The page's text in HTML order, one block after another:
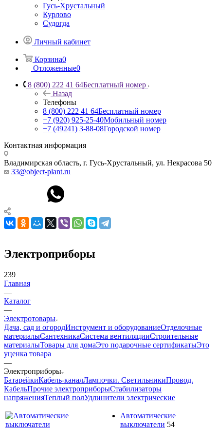
Гусь-Хрустальный
Курлово
Судогда
Личный кабинет
Корзина0
Отложенные0
8 (800) 222 41 64Бесплатный номер
Назад
Телефоны
8 (800) 222 41 64Бесплатный номер
+7 (920) 925-25-40Мобильный номер
+7 (49241) 3-88-08Городской номер
Контактная информация
Владимирская область, г. Гусь-Хрустальный, ул. Некрасова 50
33@object-plant.ru
Электроприборы
239
Главная
—
Каталог
—
Электротовары
Дача, сад и огородИнструмент и оборудованиеОтделочные
материалыСантехникаСистема вентиляцииСтроительные
материалыТовары для домаЭто подарочные сертификатыЭто
уценка товара
—
Электроприборы
БатарейкиКабель-каналЛампочки. СветильникиПровод.
КабельПрочие электроприборыСтабилизаторы
напряженияТеплый полУдлинители электрические
Автоматические
выключатели 54